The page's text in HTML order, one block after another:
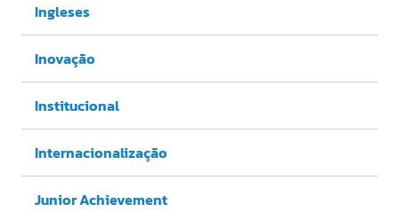
Ingleses
Inovação
Institucional
Internacionalização
Junior Achievement